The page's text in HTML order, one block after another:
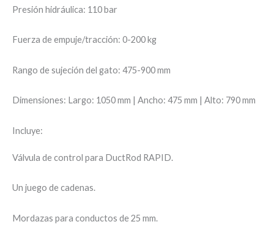
Presión hidráulica: 110 bar
Fuerza de empuje/tracción: 0-200 kg
Rango de sujeción del gato: 475-900 mm
Dimensiones: Largo: 1050 mm | Ancho: 475 mm | Alto: 790 mm
Incluye:
Válvula de control para DuctRod RAPID.
Un juego de cadenas.
Mordazas para conductos de 25 mm.